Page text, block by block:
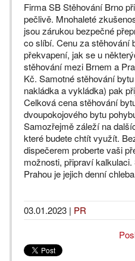
Firma SB Stěhování Brno
pečlivě. Mnohaleté
jsou zárukou bezpečné
co slíbí. Cenu za stěhování
překvapení, jak se u
stěhování mezi Brnem a
Kč. Samotné stěhování
nakládka a vykládka) pak
Celková cena stěhování
dvoupokojového bytu
Samozřejmě záleží na
které budete chtít využít.
dispečerem proberte vaši
možnosti, připraví
Prahou je jejich denní
03.01.2023 | PR